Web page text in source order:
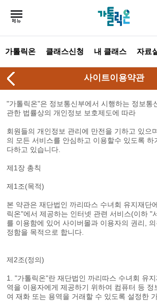
가톨릭온 클래스신청 내 클래스 자료
사이트이용약관
"가톨릭온"은 정보통신부에서 시행하는 정보통
관한 법률상의 개인정보 보호제도에 따라
회원들의 개인정보 관리에 만전을 기하고 있으
의 모든 서비스를 안심하고 이용할수 있도록 하
다하고 있습니다.
제1장 총칙
제1조(목적)
본 약관은 재단법인 까리따스 수녀회 유지재단
릭온"에서 제공하는 인터넷 관련 서비스(이하 "
를 이용함에 있어 사이버몰과 이용자의 권리,
정함을 목적으로 합니다.
제2조(정의)
1. "가톨릭온"란 재단법인 까리따스 수녀회 유
역을 이용자에게 제공하기 위하여 컴퓨터 등 정
여 재화 또는 용역을 거래할 수 있도록 설정한